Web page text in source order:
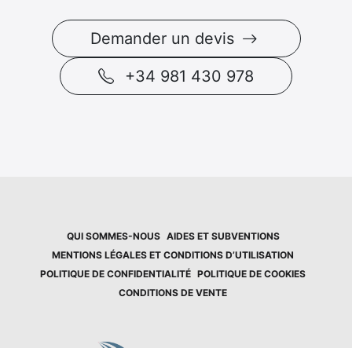
Demander un devis
+34 981 430 978
QUI SOMMES-NOUS AIDES ET SUBVENTIONS
MENTIONS LÉGALES ET CONDITIONS D’UTILISATION
POLITIQUE DE CONFIDENTIALITÉ POLITIQUE DE COOKIES
CONDITIONS DE VENTE